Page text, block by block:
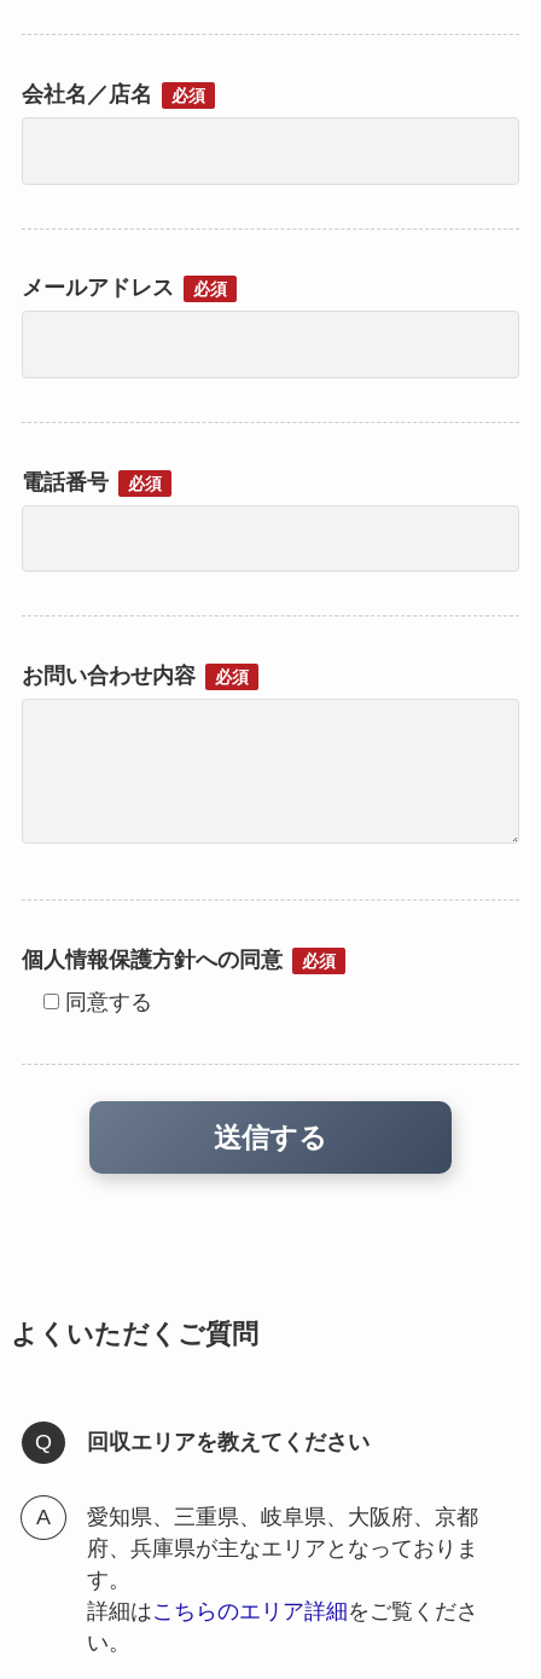
会社名／店名 必須
メールアドレス 必須
電話番号 必須
お問い合わせ内容 必須
個人情報保護方針への同意 必須
同意する
よくいただくご質問
回収エリアを教えてください
愛知県、三重県、岐阜県、大阪府、京都
府、兵庫県が主なエリアとなっておりま
す。
詳細はこちらのエリア詳細をご覧くださ
い。